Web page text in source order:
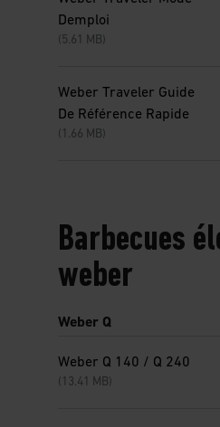
Demploi
(5.61 MB)
Weber Traveler Guide
De Référence Rapide
(1.66 MB)
Barbecues
weber
Weber Q
Weber Q 140 / Q 240
(13.41 MB)